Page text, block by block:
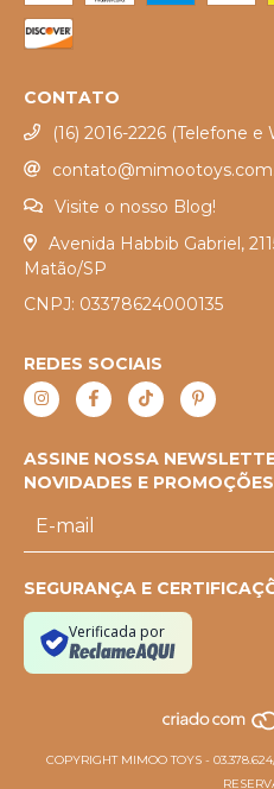
CONTATO
(16) 2016-2226 (Telefone e
Visite o nosso Blog!
Avenida Habbib Gabriel,
Matão/SP
CNPJ: 03378624000135
REDES SOCIAIS
ASSINE NOSSA
NOVIDADES E
SEGURANÇA E
Verificada por
COPYRIGHT MIMOO TOYS -